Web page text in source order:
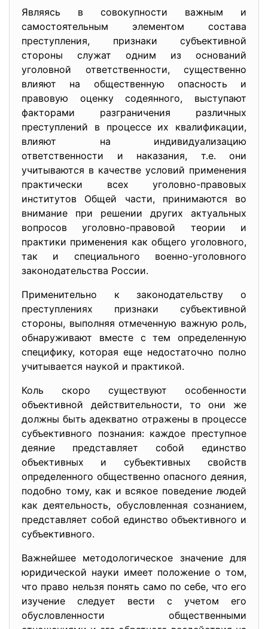
Являясь в совокупности важным и
самостоятельным элементом состава
преступления, признаки субъективной
стороны служат одним из оснований
уголовной ответственности, существенно
влияют на общественную опасность и
правовую оценку содеянного, выступают
факторами разграничения различных
преступлений в процессе их квалификации,
влияют на индивидуализацию
ответственности и наказания, т.е. они
учитываются в качестве условий применения
практически всех уголовно-правовых
институтов Общей части, принимаются во
внимание при решении других актуальных
вопросов уголовно-правовой теории и
практики применения как общего уголовного,
так и специального военно-уголовного
законодательства России.
Применительно к законодательству о
преступлениях признаки субъективной
стороны, выполняя отмеченную важную роль,
обнаруживают вместе с тем определенную
специфику, которая еще недостаточно полно
учитывается наукой и практикой.
Коль скоро существуют особенности
объективной действительности, то они же
должны быть адекватно отражены в процессе
субъективного познания: каждое преступное
деяние представляет собой единство
объективных и субъективных свойств
определенного общественно опасного деяния,
подобно тому, как и всякое поведение людей
как деятельность, обусловленная сознанием,
представляет собой единство объективного и
субъективного.
Важнейшее методологическое значение для
юридической науки имеет положение о том,
что право нельзя понять само по себе, что его
изучение следует вести с учетом его
обусловленности общественными